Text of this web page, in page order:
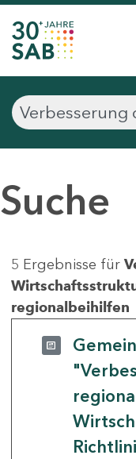
Suche
5 Ergebnisse für
regionalbeihilfen